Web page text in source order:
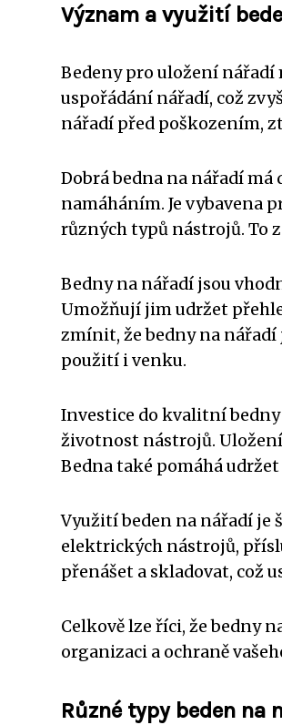
Význam a využití
Bedeny pro uložení
uspořádání nářadí, což
nářadí před poškozením,
Dobrá bedna na nářadí
namáháním. Je vybavena
různých typů nástrojů. To
Bedny na nářadí jsou
Umožňují jim udržet
zmínit, že bedny na
použití i venku.
Investice do kvalitní
životnost nástrojů.
Bedna také pomáhá
Využití beden na nářadí je
elektrických nástrojů,
přenášet a skladovat, což
Celkově lze říci, že bedny
organizaci a ochraně
Různé typy beden